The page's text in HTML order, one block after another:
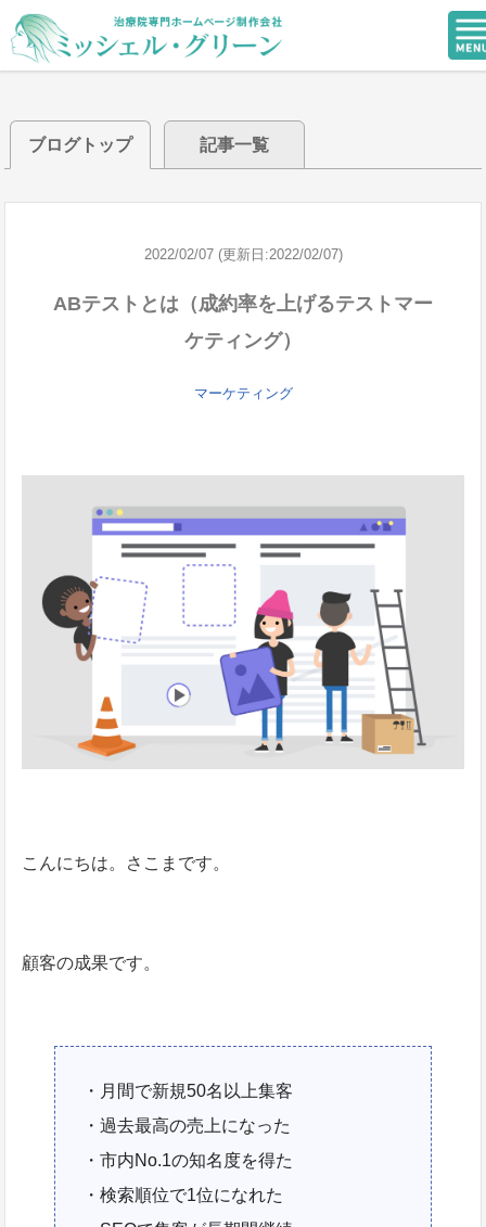
ブログトップ 記事一覧
2022/02/07 (更新日:2022/02/07)
ABテストとは（成約率を上げるテストマー
ケティング）
マーケティング
こんにちは。さこまです。
顧客の成果です。
・月間で新規50名以上集客
・過去最高の売上になった
・市内No.1の知名度を得た
・検索順位で1位になれた